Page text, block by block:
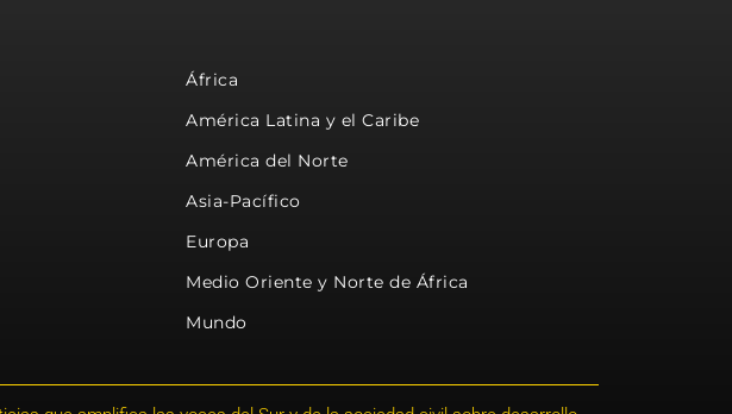
África
América Latina y el Caribe
América del Norte
Asia-Pacífico
Europa
Medio Oriente y Norte de África
Mundo